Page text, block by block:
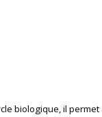
biologique, il